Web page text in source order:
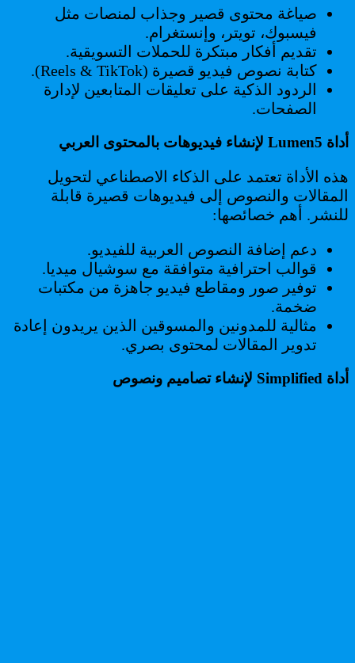
صياغة محتوى قصير وجذاب لمنصات مثل
فيسبوك، تويتر، وإنستغرام.
تقديم أفكار مبتكرة للحملات التسويقية.
كتابة نصوص فيديو قصيرة (Reels & TikTok).
الردود الذكية على تعليقات المتابعين لإدارة
الصفحات.
أداة Lumen5 لإنشاء فيديوهات بالمحتوى العربي
هذه الأداة تعتمد على الذكاء الاصطناعي لتحويل
المقالات والنصوص إلى فيديوهات قصيرة قابلة
للنشر. أهم خصائصها:
دعم إضافة النصوص العربية للفيديو.
قوالب احترافية متوافقة مع سوشيال ميديا.
توفير صور ومقاطع فيديو جاهزة من مكتبات
ضخمة.
مثالية للمدونين والمسوقين الذين يريدون إعادة
تدوير المقالات لمحتوى بصري.
أداة Simplified لإنشاء تصاميم ونصوص